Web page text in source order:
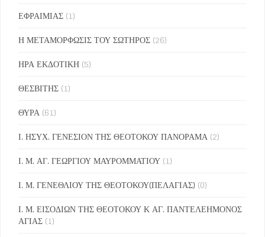
ΕΦΡΑΙΜΙΑΣ (1)
Η ΜΕΤΑΜΟΡΦΩΣΙΣ ΤΟΥ ΣΩΤΗΡΟΣ (26)
ΗΡΑ ΕΚΔΟΤΙΚΗ (5)
ΘΕΣΒΙΤΗΣ (1)
ΘΥΡΑ (61)
Ι. ΗΣΥΧ. ΓΕΝΕΣΙΟΝ ΤΗΣ ΘΕΟΤΟΚΟΥ ΠΑΝΟΡΑΜΑ (2)
Ι. Μ. ΑΓ. ΓΕΩΡΓΙΟΥ ΜΑΥΡΟΜΜΑΤΙΟΥ (1)
Ι. Μ. ΓΕΝΕΘΛΙΟΥ ΤΗΣ ΘΕΟΤΟΚΟΥ(ΠΕΛΑΓΙΑΣ) (0)
Ι. Μ. ΕΙΣΟΔΙΩΝ ΤΗΣ ΘΕΟΤΟΚΟΥ Κ ΑΓ. ΠΑΝΤΕΛΕΗΜΟΝΟΣ
ΑΓΙΑΣ (1)